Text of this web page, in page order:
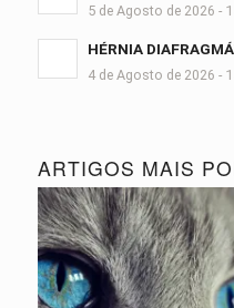
5 de Agosto de 2026 -
HÉRNIA
4 de Agosto de 2026 -
ARTIGOS MAIS